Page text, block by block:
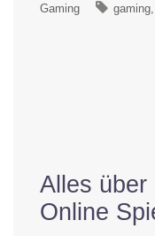
Gaming
gaming
Alles über
Online